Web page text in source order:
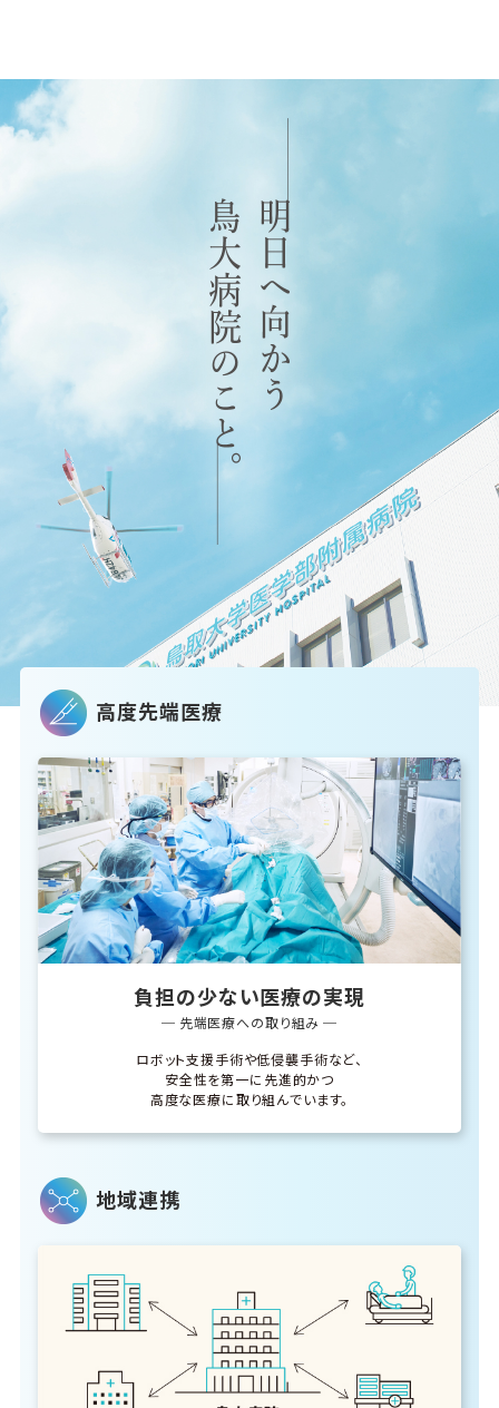
高度先端医療
負担の少ない医療の実現
─ 先端医療への取り組み ─
ロボット支援手術や低侵襲手術など、
安全性を第一に先進的かつ
高度な医療に取り組んでいます。
地域連携